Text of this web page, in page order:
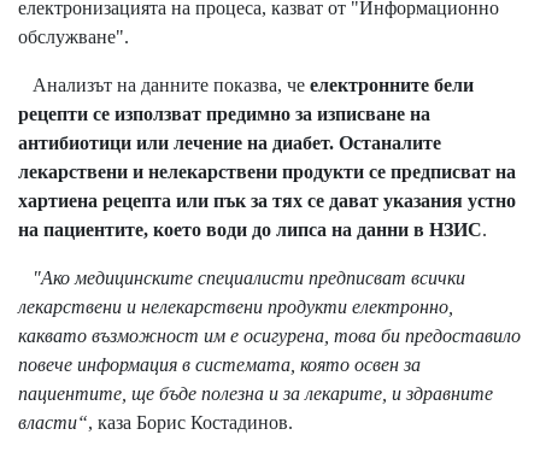
електронизацията на процеса, казват от "Информационно
обслужване".
Анализът на данните показва, че електронните бели
рецепти се използват предимно за изписване на
антибиотици или лечение на диабет. Останалите
лекарствени и нелекарствени продукти се предписват на
хартиена рецепта или пък за тях се дават указания устно
на пациентите, което води до липса на данни в НЗИС.
"Ако медицинските специалисти предписват всички
лекарствени и нелекарствени продукти електронно,
каквато възможност им е осигурена, това би предоставило
повече информация в системата, която освен за
пациентите, ще бъде полезна и за лекарите, и здравните
власти“, каза Борис Костадинов.